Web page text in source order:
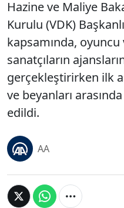
Hazine ve Maliye
Kurulu (VDK)
kapsamında, oyuncu
sanatçıların
gerçekleştirirken ilk
ve beyanları
edildi.
AA